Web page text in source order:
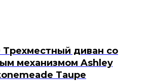
Трехместный диван со
механизмом Ashley
Taupe